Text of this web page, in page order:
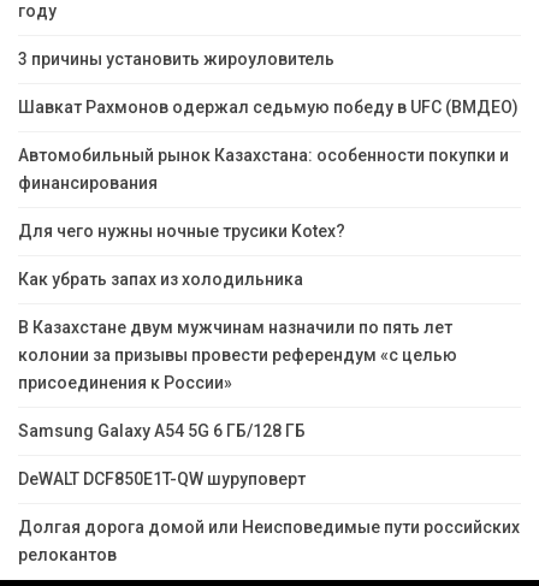
году
3 причины установить жироуловитель
Шавкат Рахмонов одержал седьмую победу в UFC (ВМДЕО)
Автомобильный рынок Казахстана: особенности покупки и
финансирования
Для чего нужны ночные трусики Kotex?
Как убрать запах из холодильника
В Казахстане двум мужчинам назначили по пять лет
колонии за призывы провести референдум «с целью
присоединения к России»
Samsung Galaxy A54 5G 6 ГБ/128 ГБ
DeWALT DCF850E1T-QW шуруповерт
Долгая дорога домой или Неисповедимые пути российских
релокантов